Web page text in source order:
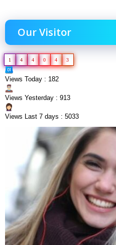
Our Visitor
1 4 4 0 4 3
Views Today : 182
Views Yesterday : 913
Views Last 7 days : 5033